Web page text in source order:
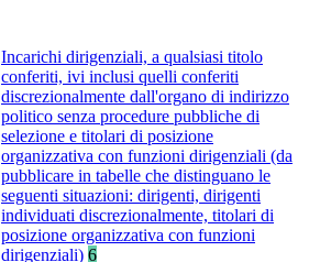
Incarichi dirigenziali, a qualsiasi titolo
conferiti, ivi inclusi quelli conferiti
discrezionalmente dall'organo di indirizzo
politico senza procedure pubbliche di
selezione e titolari di posizione
organizzativa con funzioni dirigenziali (da
pubblicare in tabelle che distinguano le
seguenti situazioni: dirigenti, dirigenti
individuati discrezionalmente, titolari di
posizione organizzativa con funzioni
dirigenziali) 6